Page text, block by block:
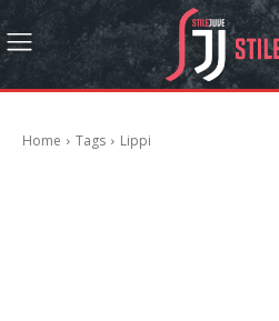
Home Tags Lippi